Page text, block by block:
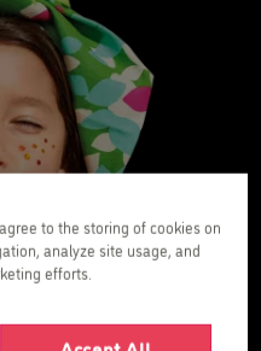
to the storing of cookies on
analyze site usage, and
efforts.